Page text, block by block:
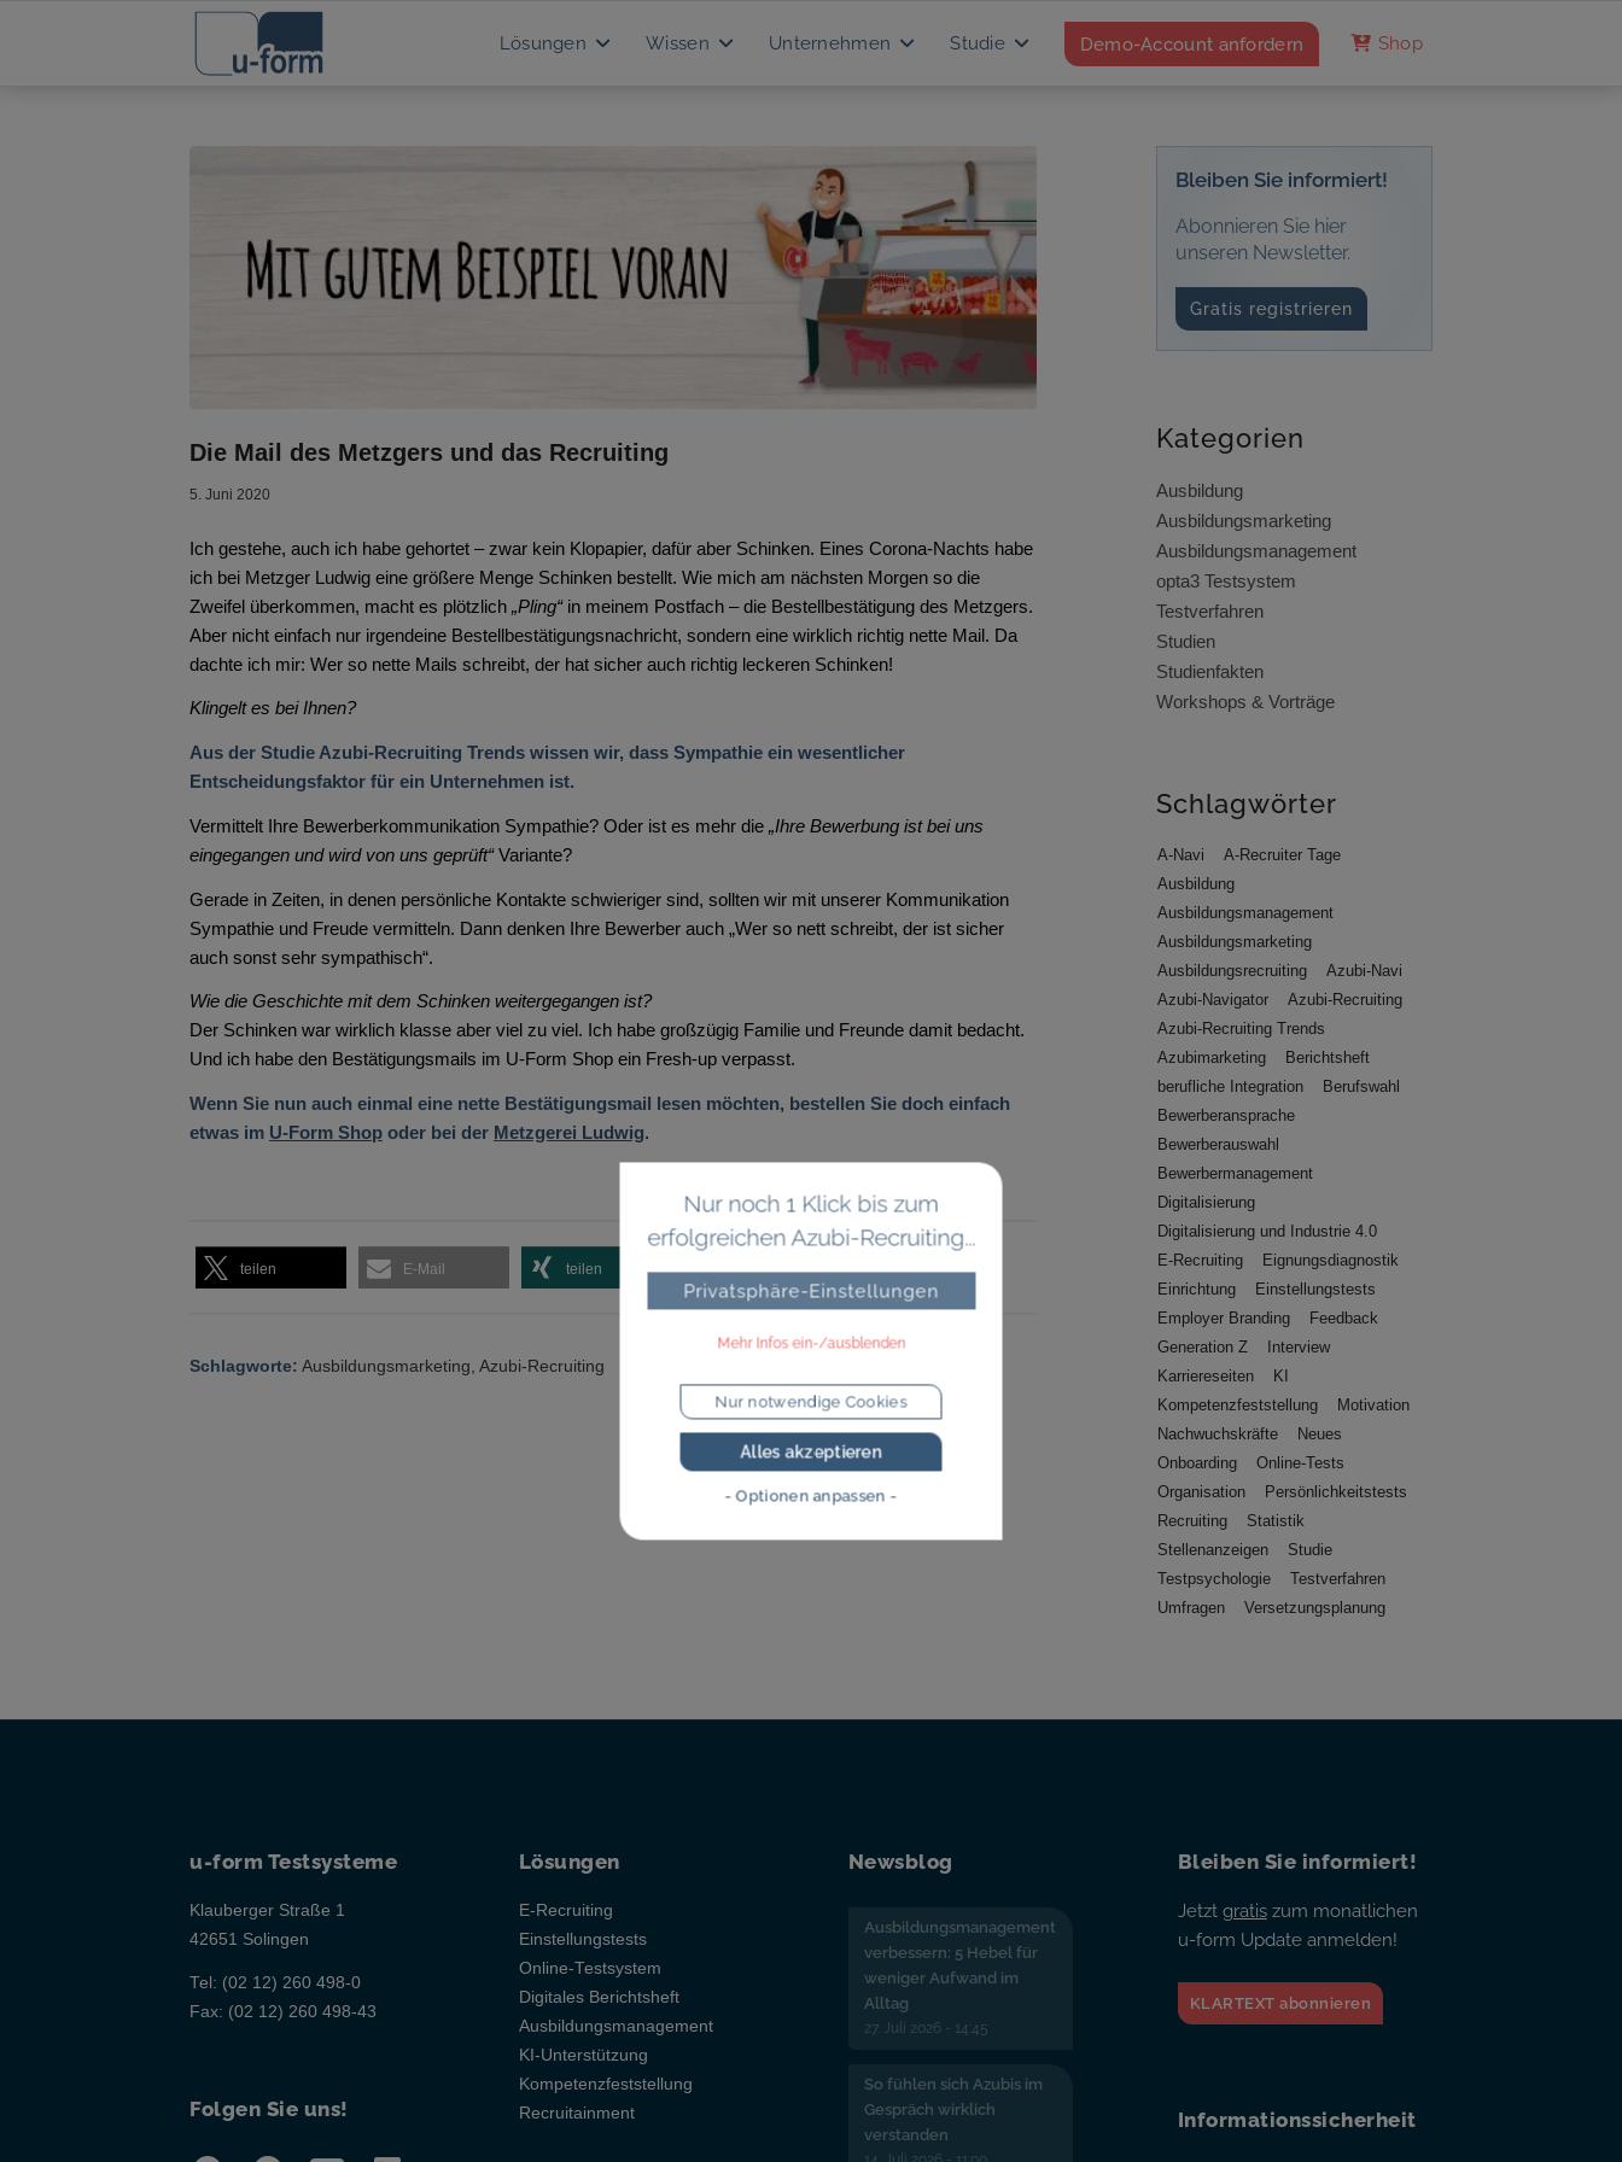
Lösungen Wissen Unternehmen Studie Demo-Account anfordern Shop
Die Mail des Metzgers und das Recruiting
5. Juni 2020
Ich gestehe, auch ich habe gehortet – zwar kein Klopapier, dafür aber Schinken. Eines Corona-Nachts habe
ich bei Metzger Ludwig eine größere Menge Schinken bestellt. Wie mich am nächsten Morgen so die
Zweifel überkommen, macht es plötzlich „Pling“in meinem Postfach – die Bestellbestätigung des Metzgers.
Aber nicht einfach nur irgendeine Bestellbestätigungsnachricht, sondern eine wirklich richtig nette Mail. Da
dachte ich mir: Wer so nette Mails schreibt, der hat sicher auch richtig leckeren Schinken!
Klingelt es bei Ihnen?
Aus der Studie Azubi-Recruiting Trends wissen wir, dass Sympathie ein wesentlicher
Entscheidungsfaktor für ein Unternehmen ist.
Vermittelt Ihre Bewerberkommunikation Sympathie? Oder ist es mehr die „Ihre Bewerbung ist bei uns
eingegangen und wird von uns geprüft“Variante?
Gerade in Zeiten, in denen persönliche Kontakte schwieriger sind, sollten wir mit unserer Kommunikation
Sympathie und Freude vermitteln. Dann denken Ihre Bewerber auch „Wer so nett schreibt, der ist sicher
auch sonst sehr sympathisch“.
Wie die Geschichte mit dem Schinken weitergegangen ist?
Der Schinken war wirklich klasse aber viel zu viel. Ich habe großzügig Familie und Freunde damit bedacht.
Und ich habe den Bestätigungsmails im U-Form Shop ein Fresh-up verpasst.
Wenn Sie nun auch einmal eine nette Bestätigungsmail lesen möchten, bestellen Sie doch einfach
etwas im U-Form Shop oder bei der Metzgerei Ludwig.
teilen E-Mail teilen teilen teilen
Schlagworte: Ausbildungsmarketing, Azubi-Recruiting
Bleiben Sie informiert!
Abonnieren Sie hier
unseren Newsletter.
Gratis registrieren
Kategorien
Ausbildung
Ausbildungsmarketing
Ausbildungsmanagement
opta3 Testsystem
Testverfahren
Studien
Studienfakten
Workshops & Vorträge
Schlagwörter
A-Navi
A-Recruiter Tage
Ausbildung
Ausbildungsmanagement
Ausbildungsmarketing
Ausbildungsrecruiting
Azubi-Navi
Azubi-Navigator
Azubi-Recruiting
Azubi-Recruiting Trends
Azubimarketing
Berichtsheft
berufliche Integration
Berufswahl
Bewerberansprache
Bewerberauswahl
Bewerbermanagement
Digitalisierung
Digitalisierung und Industrie 4.0
E-Recruiting
Eignungsdiagnostik
Einrichtung
Einstellungstests
Employer Branding
Feedback
Generation Z
Interview
Karriereseiten
KI
Kompetenzfeststellung
Motivation
Nachwuchskräfte
Neues
Onboarding
Online-Tests
Organisation
Persönlichkeitstests
Recruiting
Statistik
Stellenanzeigen
Studie
Testpsychologie
Testverfahren
Umfragen
Versetzungsplanung
u-form Testsysteme
Klauberger Straße 1
42651 Solingen
Tel: (02 12) 260 498-0
Fax: (02 12) 260 498-43
Folgen Sie uns!
Lösungen
E-Recruiting
Einstellungstests
Online-Testsystem
Digitales Berichtsheft
Ausbildungsmanagement
KI-Unterstützung
Kompetenzfeststellung
Recruitainment
Newsblog
Ausbildungsmanagement
verbessern: 5 Hebel für
weniger Aufwand im
Alltag
27. Juli 2026 - 14:45
So fühlen sich Azubis im
Gespräch wirklich
verstanden
Bleiben Sie informiert!
Jetzt gratiszum monatlichen
u-form Update anmelden!
KLARTEXT abonnieren
Informationssicherheit
Nur noch 1 Klick bis zum
erfolgreichen Azubi-Recruiting...
Privatsphäre-Einstellungen
Mehr Infos ein-/ausblenden
Nur notwendige Cookies
Alles akzeptieren
- Optionen anpassen -